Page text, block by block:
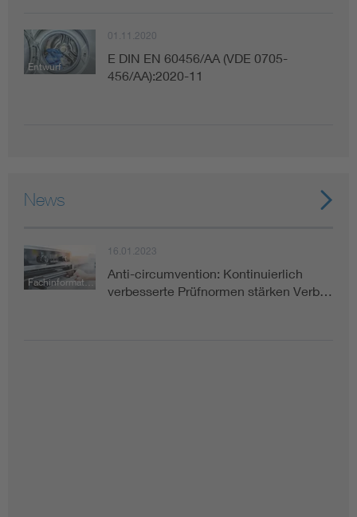
Entwurf
01.11.2020
E DIN EN 60456/AA (VDE 0705-
456/AA):2020-11
News
Fachinformation
16.01.2023
Anti-circumvention: Kontinuierlich
verbesserte Prüfnormen stärken Verb…